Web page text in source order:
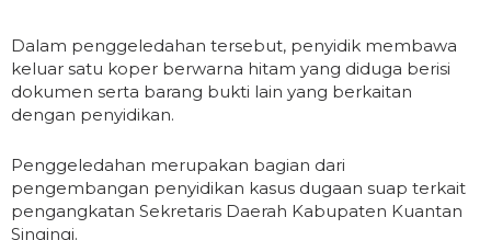
Dalam penggeledahan tersebut, penyidik membawa
keluar satu koper berwarna hitam yang diduga berisi
dokumen serta barang bukti lain yang berkaitan
dengan penyidikan.
Penggeledahan merupakan bagian dari
pengembangan penyidikan kasus dugaan suap terkait
pengangkatan Sekretaris Daerah Kabupaten Kuantan
Singingi.